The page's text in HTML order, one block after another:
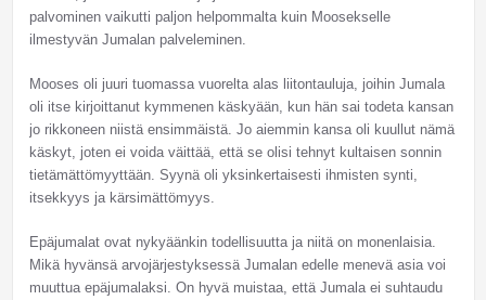
palvominen vaikutti paljon helpommalta kuin Moosekselle
ilmestyvän Jumalan palveleminen.
Mooses oli juuri tuomassa vuorelta alas liitontauluja, joihin Jumala
oli itse kirjoittanut kymmenen käskyään, kun hän sai todeta kansan
jo rikkoneen niistä ensimmäistä. Jo aiemmin kansa oli kuullut nämä
käskyt, joten ei voida väittää, että se olisi tehnyt kultaisen sonnin
tietämättömyyttään. Syynä oli yksinkertaisesti ihmisten synti,
itsekkyys ja kärsimättömyys.
Epäjumalat ovat nykyäänkin todellisuutta ja niitä on monenlaisia.
Mikä hyvänsä arvojärjestyksessä Jumalan edelle menevä asia voi
muuttua epäjumalaksi. On hyvä muistaa, että Jumala ei suhtaudu